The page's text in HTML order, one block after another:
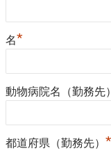
名*
動物病院名（勤務先）
都道府県（勤務先） *